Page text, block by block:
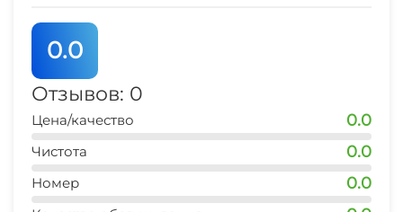
0.0
Отзывов: 0
Цена/качество 0.0
Чистота 0.0
Номер 0.0